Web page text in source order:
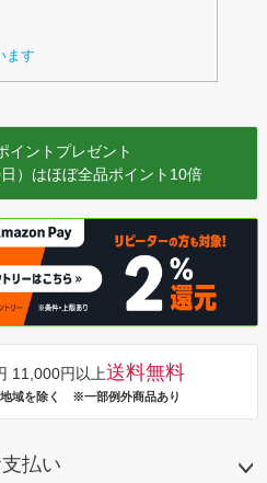
ます
イントプレゼント
）はほぼ全品ポイント10倍
11,000円以上送料無料
域を除く ※一部例外商品あり
払い